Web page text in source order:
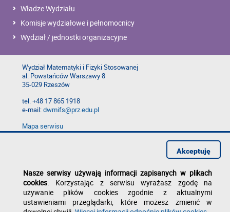
Władze Wydziału
Komisje wydziałowe i pełnomocnicy
Wydział / jednostki organizacyjne
Wydział Matematyki i Fizyki Stosowanej
al. Powstańców Warszawy 8
35-029 Rzeszów
tel. +48 17 865 1918
e-mail:dwmifs@prz.edu.pl
Mapa serwisu
Deklaracja dostępności
Nasze serwisy używają informacji zapisanych w plikach
cookies. Korzystając z serwisu wyrażasz zgodę na
używanie plików cookies zgodnie z aktualnymi
ustawieniami przeglądarki, które możesz zmienić w
Akceptuję